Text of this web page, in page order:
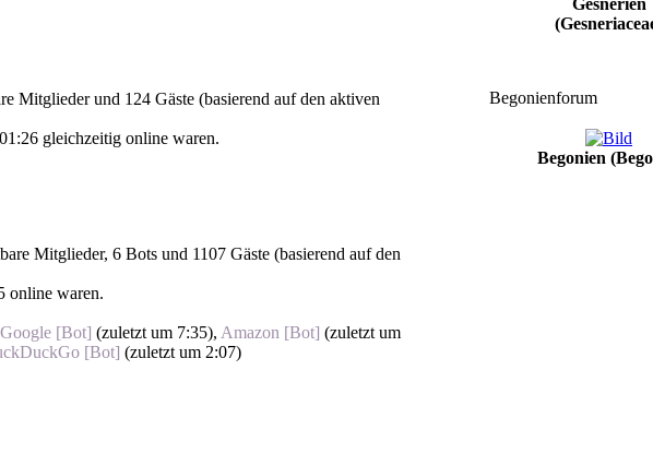
Mitglieder und 124 Gäste (basierend auf den aktiven
gleichzeitig online waren.
Mitglieder, 6 Bots und 1107 Gäste (basierend auf den
online waren.
Google [Bot] (zuletzt um 7:35), Amazon [Bot] (zuletzt um
[Bot] (zuletzt um 2:07)
Begonienforum
Begonien